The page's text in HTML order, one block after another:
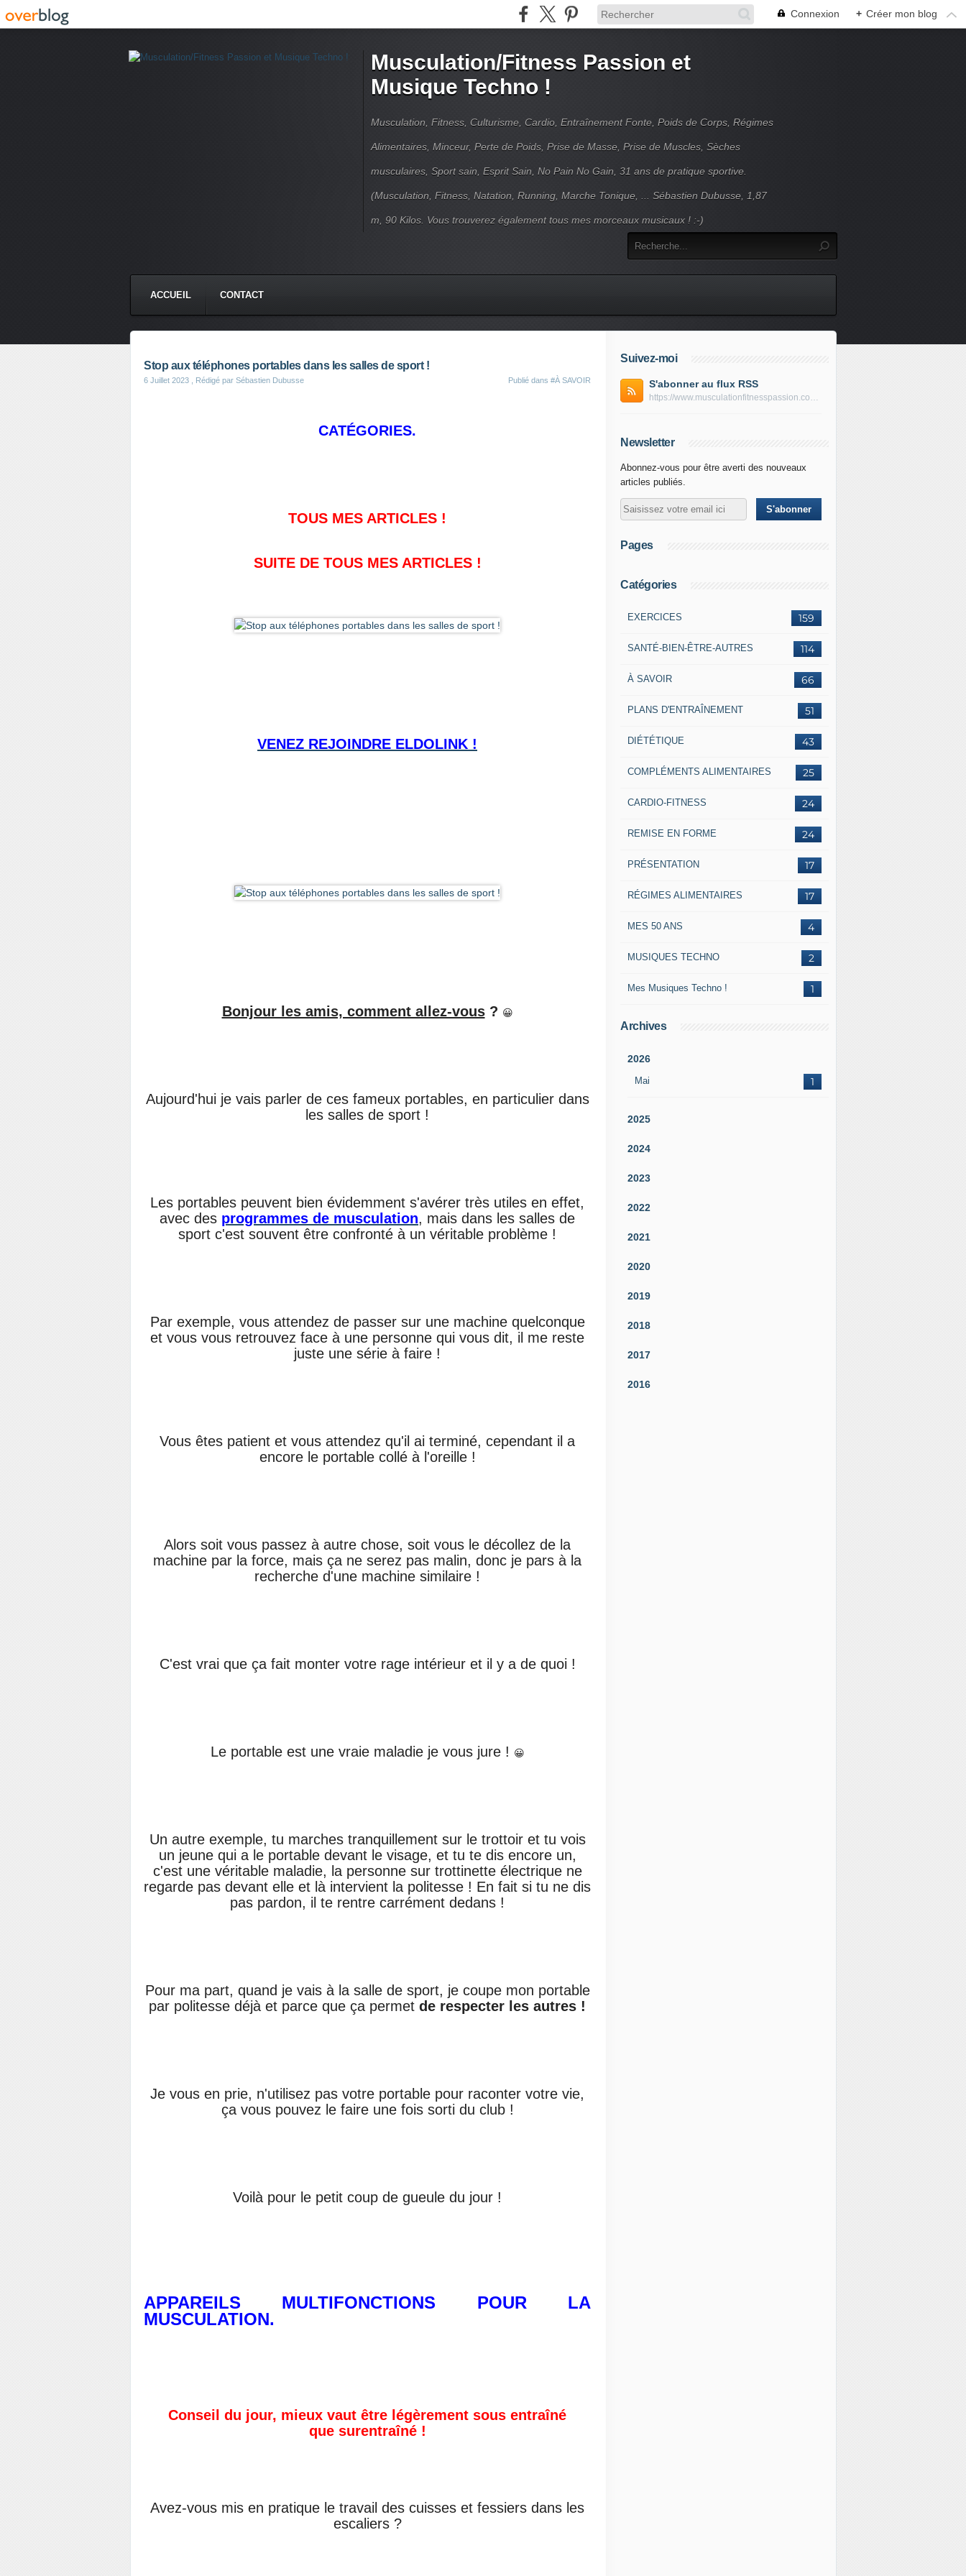
Connexion + Créer mon blog
Musculation/Fitness Passion et
Musique Techno !
Musculation, Fitness, Culturisme, Cardio, Entraînement Fonte, Poids de Corps, Régimes
Alimentaires, Minceur, Perte de Poids, Prise de Masse, Prise de Muscles, Sèches
musculaires, Sport sain, Esprit Sain, No Pain No Gain, 31 ans de pratique sportive.
(Musculation, Fitness, Natation, Running, Marche Tonique, ... Sébastien Dubusse, 1,87
m, 90 Kilos. Vous trouverez également tous mes morceaux musicaux ! :-)
ACCUEIL CONTACT
Stop aux téléphones portables dans les salles de sport !
6 Juillet 2023 , Rédigé par Sébastien Dubusse Publié dans #À SAVOIR
CATÉGORIES.
TOUS MES ARTICLES !
SUITE DE TOUS MES ARTICLES!
VENEZ REJOINDRE ELDOLINK !
Bonjour les amis, comment allez-vous? 😀
Aujourd'hui je vais parler de ces fameux portables, en particulier dans
les salles de sport !
Les portables peuvent bien évidemment s'avérer très utiles en effet,
avec des programmes de musculation, mais dans les salles de
sport c'est souvent être confronté à un véritable problème !
Par exemple, vous attendez de passer sur une machine quelconque
et vous vous retrouvez face à une personne qui vous dit, il me reste
juste une série à faire !
Vous êtes patient et vous attendez qu'il ai terminé, cependant il a
encore le portable collé à l'oreille !
Alors soit vous passez à autre chose, soit vous le décollez de la
machine par la force, mais ça ne serez pas malin, donc je pars à la
recherche d'une machine similaire !
C'est vrai que ça fait monter votre rage intérieur et il y a de quoi !
Le portable est une vraie maladie je vous jure ! 😀
Un autre exemple, tu marches tranquillement sur le trottoir et tu vois
un jeune qui a le portable devant le visage, et tu te dis encore un,
c'est une véritable maladie, la personne sur trottinette électrique ne
regarde pas devant elle et là intervient la politesse ! En fait si tu ne dis
pas pardon, il te rentre carrément dedans !
Pour ma part, quand je vais à la salle de sport, je coupe mon portable
par politesse déjà et parce que ça permet de respecter les autres !
Je vous en prie, n'utilisez pas votre portable pour raconter votre vie,
ça vous pouvez le faire une fois sorti du club !
Voilà pour le petit coup de gueule du jour !
APPAREILS MULTIFONCTIONS POUR LA
MUSCULATION.
Conseil du jour, mieux vaut être légèrement sous entraîné
que surentraîné !
Avez-vous mis en pratique le travail des cuisses et fessiers dans les
escaliers ?
Suivez-moi
S'abonner au flux RSS
https://www.musculationfitnesspassion.com/rss
Newsletter
Abonnez-vous pour être averti des nouveaux
articles publiés.
Pages
Catégories
159
EXERCICES
114
SANTÉ-BIEN-ÊTRE-AUTRES
66
À SAVOIR
51
PLANS D'ENTRAÎNEMENT
43
DIÉTÉTIQUE
25
COMPLÉMENTS ALIMENTAIRES
24
CARDIO-FITNESS
24
REMISE EN FORME
17
PRÉSENTATION
17
RÉGIMES ALIMENTAIRES
4
MES 50 ANS
2
MUSIQUES TECHNO
1
Mes Musiques Techno !
Archives
2026
Mai 1
2025
2024
2023
2022
2021
2020
2019
2018
2017
2016